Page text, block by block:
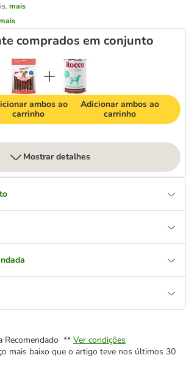
mais
comprados em conjunto
ambos ao
carrinho
Adicionar ambos ao
carrinho
Mostrar detalhes
Recomendado ** Ver condições
mais baixo que o artigo teve nos últimos 30